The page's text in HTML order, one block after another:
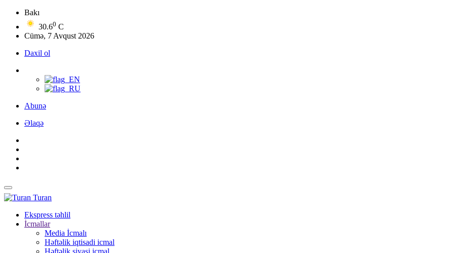
Bakı
30.60 C
Cümə, 7 Avqust 2026
Daxil ol
Abunə
Əlaqə
Turan
Ekspress təhlil
İcmallar
Media İcmalı
Həftəlik iqtisadi icmal
Həftəlik siyasi icmal